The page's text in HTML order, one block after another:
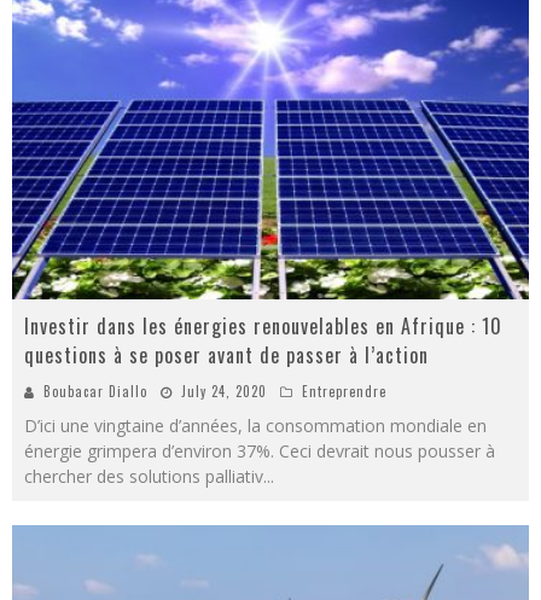
Investir dans les énergies renouvelables en Afrique : 10
questions à se poser avant de passer à l’action
Boubacar Diallo July 24, 2020 Entreprendre
D’ici une vingtaine d’années, la consommation mondiale en
énergie grimpera d’environ 37%. Ceci devrait nous pousser à
chercher des solutions palliativ...